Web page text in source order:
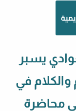
يسبر
والكلام في
محاضرة